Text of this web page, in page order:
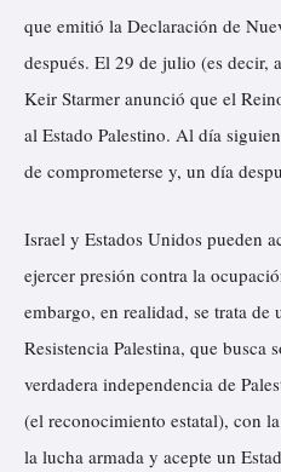
que emitió la Declaración de
después. El 29 de julio (es decir,
Keir Starmer anunció que el
al Estado Palestino. Al día
de comprometerse y, un día
Israel y Estados Unidos pueden
ejercer presión contra la
embargo, en realidad, se trata de
Resistencia Palestina, que busca
verdadera independencia de
(el reconocimiento estatal), con
la lucha armada y acepte un